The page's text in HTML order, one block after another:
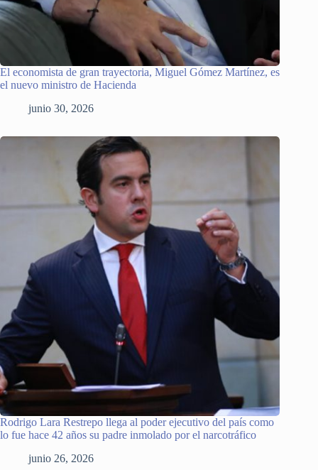
El economista de gran trayectoria, Miguel Gómez Martínez, es
el nuevo ministro de Hacienda
junio 30, 2026
Rodrigo Lara Restrepo llega al poder ejecutivo del país como
lo fue hace 42 años su padre inmolado por el narcotráfico
junio 26, 2026